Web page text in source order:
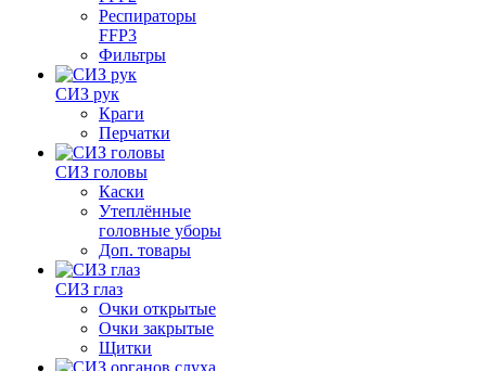
Респираторы
FFP3
Фильтры
СИЗ рук
Краги
Перчатки
СИЗ головы
Каски
Утеплённые
головные уборы
Доп. товары
СИЗ глаз
Очки открытые
Очки закрытые
Щитки